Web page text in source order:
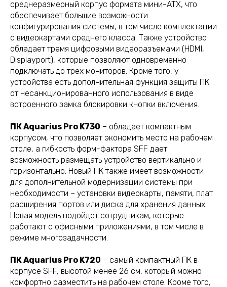
среднеразмерный корпус формата мини-ATX, что
обеспечивает большие возможности
конфигурирования системы, в том числе комплектации
с видеокартами среднего класса. Также устройство
обладает тремя цифровыми видеоразъемами (HDMI,
Displayport), которые позволяют одновременно
подключать до трех мониторов. Кроме того, у
устройства есть дополнительная функция защиты ПК
от несанкционированного использования в виде
встроенного замка блокировки кнопки включения.
ПК Aquarius Pro K730 – обладает компактным
корпусом, что позволяет экономить место на рабочем
столе, а гибкость форм-фактора SFF дает
возможность размещать устройство вертикально и
горизонтально. Новый ПК также имеет возможности
для дополнительной модернизации системы при
необходимости – установки видеокарты, памяти, плат
расширения портов или диска для хранения данных.
Новая модель подойдет сотрудникам, которые
работают с офисными приложениями, в том числе в
режиме многозадачности.
ПК Aquarius Pro K720 – самый компактный ПК в
корпусе SFF, высотой менее 26 см, который можно
комфортно разместить на рабочем столе. Кроме того,